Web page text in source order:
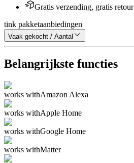
Gratis verzending, gratis retour
tink pakketaanbiedingen
Vaak gekocht / Aantal
Belangrijkste functies
works withAmazon Alexa
works withApple Home
works withGoogle Home
works withMatter